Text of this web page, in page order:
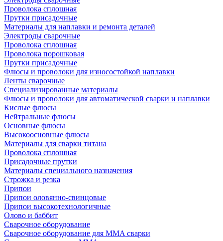
Проволока сплошная
Прутки присадочные
Материалы для наплавки и ремонта деталей
Электроды сварочные
Проволока сплошная
Проволока порошковая
Прутки присадочные
Флюсы и проволоки для износостойкой наплавки
Ленты сварочные
Специализированные материалы
Флюсы и проволоки для автоматической сварки и наплавки
Кислые флюсы
Нейтральные флюсы
Основные флюсы
Высокоосновные флюсы
Материалы для сварки титана
Проволока сплошная
Присадочные прутки
Материалы специального назначения
Строжка и резка
Припои
Припои оловянно-свинцовые
Припои высокотехнологичные
Олово и баббит
Сварочное оборудование
Сварочное оборудование для MMA сварки